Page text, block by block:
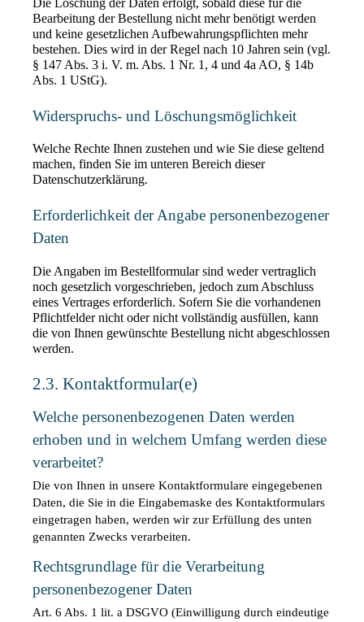
Die Löschung der Daten erfolgt, sobald diese für die
Bearbeitung der Bestellung nicht mehr benötigt werden
und keine gesetzlichen Aufbewahrungspflichten mehr
bestehen. Dies wird in der Regel nach 10 Jahren sein (vgl.
§ 147 Abs. 3 i. V. m. Abs. 1 Nr. 1, 4 und 4a AO, § 14b
Abs. 1 UStG).
Widerspruchs- und Löschungsmöglichkeit
Welche Rechte Ihnen zustehen und wie Sie diese geltend
machen, finden Sie im unteren Bereich dieser
Datenschutzerklärung.
Erforderlichkeit der Angabe personenbezogener
Daten
Die Angaben im Bestellformular sind weder vertraglich
noch gesetzlich vorgeschrieben, jedoch zum Abschluss
eines Vertrages erforderlich. Sofern Sie die vorhandenen
Pflichtfelder nicht oder nicht vollständig ausfüllen, kann
die von Ihnen gewünschte Bestellung nicht abgeschlossen
werden.
2.3. Kontaktformular(e)
Welche personenbezogenen Daten werden
erhoben und in welchem Umfang werden diese
verarbeitet?
Die von Ihnen in unsere Kontaktformulare eingegebenen
Daten, die Sie in die Eingabemaske des Kontaktformulars
eingetragen haben, werden wir zur Erfüllung des unten
genannten Zwecks verarbeiten.
Rechtsgrundlage für die Verarbeitung
personenbezogener Daten
Art. 6 Abs. 1 lit. a DSGVO (Einwilligung durch eindeutige